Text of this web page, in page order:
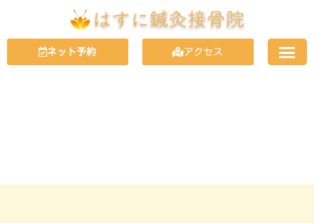
ネット予約 アクセス